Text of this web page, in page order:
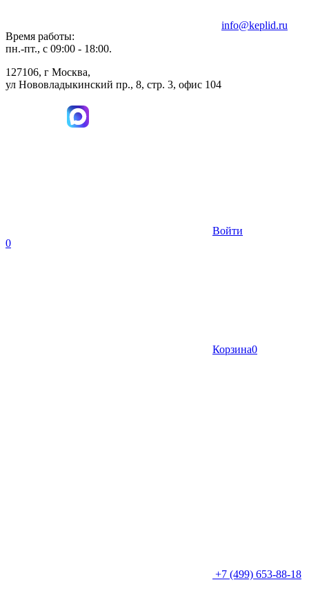
Время работы:
пн.-пт., с 09:00 - 18:00.
127106, г Москва,
ул Нововладыкинский пр., 8, стр. 3, офис 104
info@keplid.ru
Войти
0
Корзина0
+7 (499) 653-88-18